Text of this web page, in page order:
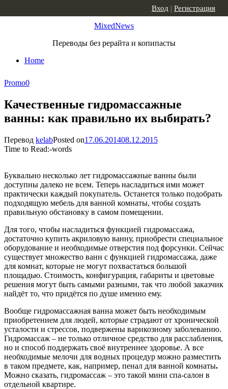
MixedNews
Переводы без рерайта и копипасты
Home
Вход | Регистрация
Promo0
Качественные гидромассажные
ванны: как правильно их выбирать?
Перевод kelabPosted on17.06.201408.12.2015
Time to Read:-words
Буквально несколько лет гидромассажные ванны были
доступны далеко не всем. Теперь насладиться ими может
практически каждый покупатель. Останется только подобрать
подходящую мебель для ванной комнаты, чтобы создать
правильную обстановку в самом помещении.
Для того, чтобы насладиться функцией гидромассажа,
достаточно купить акриловую ванну, приобрести специальное
оборудование и необходимые отверстия под форсунки. Сейчас
существует множество ванн с функцией гидромассажа, даже
для комнат, которые не могут похвастаться большой
площадью. Стоимость, конфигурация, габариты и цветовые
решения могут быть самыми разными, так что любой заказчик
найдёт то, что придётся по душе именно ему.
Вообще гидромассажная ванна может быть необходимым
приобретением для людей, которые страдают от хронической
усталости и стрессов, подвержены варикозному заболеванию.
Гидромассаж – не только отличное средство для расслабления,
но и способ поддержать своё внутреннее здоровье. А все
необходимые мелочи для водных процедур можно разместить
в таком предмете, как, например, пенал для ванной комнаты.
Можно сказать, гидромассаж – это такой мини спа-салон в
отдельной квартире.